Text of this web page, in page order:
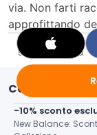
via. Non farti
approfittando
Salva Valuta
Contenuti
-10% sconto
New Balance: